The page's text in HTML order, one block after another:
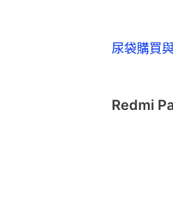
尿袋購買
Redmi